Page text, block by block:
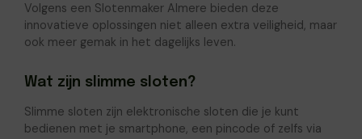
Volgens een Slotenmaker Almere bieden deze
innovatieve oplossingen niet alleen extra veiligheid, maar
ook meer gemak in het dagelijks leven.
Wat zijn slimme sloten?
Slimme sloten zijn elektronische sloten die je kunt
bedienen met je smartphone, een pincode of zelfs via